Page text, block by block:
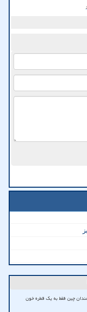
حمل دانشمندان چین فقط به یک قطره خون